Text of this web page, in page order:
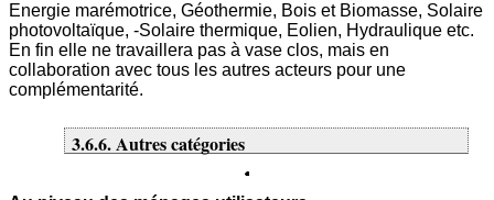
Energie marémotrice, Géothermie, Bois et Biomasse, Solaire
photovoltaïque, -Solaire thermique, Eolien, Hydraulique etc.
En fin elle ne travaillera pas à vase clos, mais en
collaboration avec tous les autres acteurs pour une
complémentarité.
3.6.6. Autres catégories